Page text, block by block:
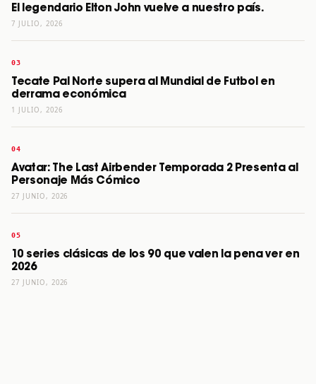
El legendario Elton John vuelve a nuestro país.
7 JULIO, 2026
Tecate Pal Norte supera al Mundial de Futbol en
derrama económica
1 JULIO, 2026
Avatar: The Last Airbender Temporada 2 Presenta al
Personaje Más Cómico
27 JUNIO, 2026
10 series clásicas de los 90 que valen la pena ver en
2026
27 JUNIO, 2026